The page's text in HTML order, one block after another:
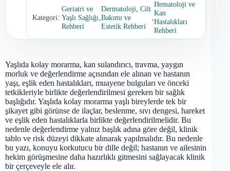
Kategori:
Geriatri ve
Yaşlı Sağlığı
Rehberi
Dermatoloji, Cilt
Bakımı ve
Estetik Rehberi
,
Hematoloji ve
Kan
Hastalıkları
Rehberi
Yaşlıda kolay morarma, kan sulandırıcı, travma, yaygın
morluk ve değerlendirme açısından ele alınan ve hastanın
yaşı, eşlik eden hastalıkları, muayene bulguları ve önceki
tetkikleriyle birlikte değerlendirilmesi gereken bir sağlık
başlığıdır. Yaşlıda kolay morarma yaşlı bireylerde tek bir
şikayet gibi görünse de ilaçlar, beslenme, sıvı dengesi, hareket
ve eşlik eden hastalıklarla birlikte değerlendirilmelidir. Bu
nedenle değerlendirme yalnız başlık adına göre değil, klinik
tablo ve risk düzeyi dikkate alınarak yapılmalıdır. Bu nedenle
bu yazı, konuyu korkutucu bir dille değil; hastanın ve ailesinin
hekim görüşmesine daha hazırlıklı gitmesini sağlayacak klinik
bir çerçeveyle ele alır.